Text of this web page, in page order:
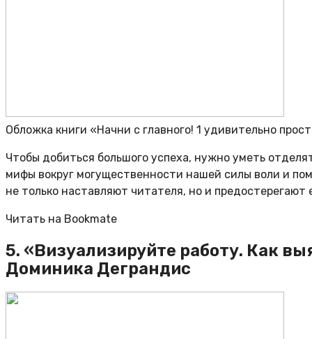
Обложка книги «Начни с главного! 1 удивительно
Чтобы добиться большого успеха, нужно уметь
мифы вокруг могущественности нашей силы воли и
не только наставляют читателя, но и
Читать на Bookmate
5. «Визуализируйте работу. Как
Доминика Деграндис